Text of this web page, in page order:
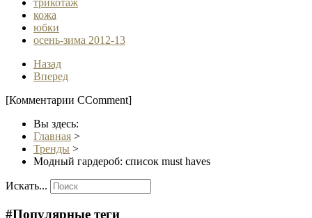
кожа
юбки
осень-зима 2012-13
Назад
Вперед
[Комментарии CComment]
Вы здесь:
Главная >
Тренды >
Модный гардероб: список must haves
Искать...
#Популярные теги